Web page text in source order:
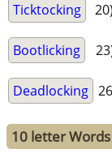
Ticktocking
Bootlicking
Deadlocking
10 letter